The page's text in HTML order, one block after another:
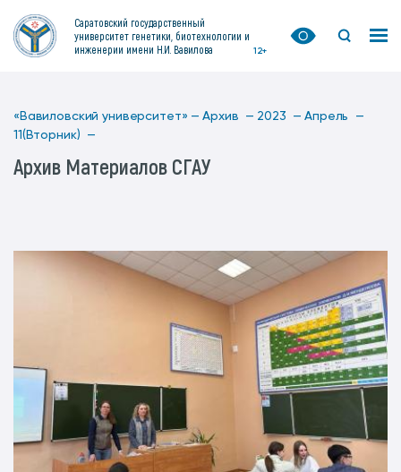
Саратовский государственный
университет генетики, биотехнологии и
инженерии имени Н.И. Вавилова
12+
«Вавиловский университет» — Архив — 2023 — Апрель —
11(Вторник) —
Архив Материалов СГАУ